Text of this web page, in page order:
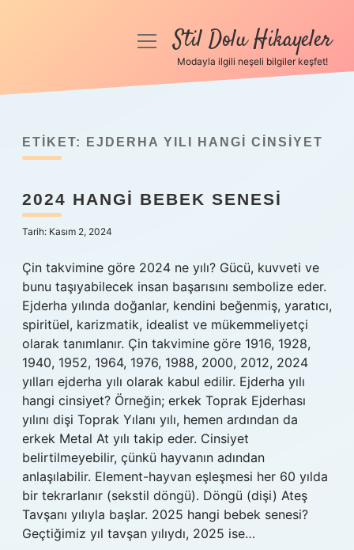
Anasayfa
Yasal Uyarı
Hakkımızda
menüyüStil Dolu Hikayeler
Modayla ilgili neşeli bilgiler keşfet!
ETIKET: EJDERHA YILI HANGI CINSIYET
2024 HANGI BEBEK SENESI
Tarih: Kasım 2, 2024
Çin takvimine göre 2024 ne yılı? Gücü, kuvveti ve
bunu taşıyabilecek insan başarısını sembolize eder.
Ejderha yılında doğanlar, kendini beğenmiş, yaratıcı,
spiritüel, karizmatik, idealist ve mükemmeliyetçi
olarak tanımlanır. Çin takvimine göre 1916, 1928,
1940, 1952, 1964, 1976, 1988, 2000, 2012, 2024
yılları ejderha yılı olarak kabul edilir. Ejderha yılı
hangi cinsiyet? Örneğin; erkek Toprak Ejderhası
yılını dişi Toprak Yılanı yılı, hemen ardından da
erkek Metal At yılı takip eder. Cinsiyet
belirtilmeyebilir, çünkü hayvanın adından
anlaşılabilir. Element-hayvan eşleşmesi her 60 yılda
bir tekrarlanır (sekstil döngü). Döngü (dişi) Ateş
Tavşanı yılıyla başlar. 2025 hangi bebek senesi?
Geçtiğimiz yıl tavşan yılıydı, 2025 ise…